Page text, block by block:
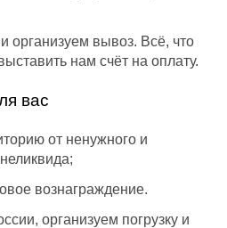
организуем вывоз. Всё, что
нам счёт на оплату.
вас
от ненужного и
вознаграждение.
организуем погрузку и